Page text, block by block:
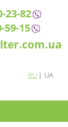
23-82
59-15
RU| UA